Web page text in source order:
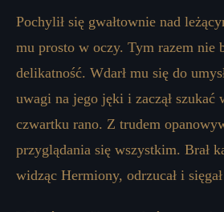
Pochylił się gwałtownie nad
mu prosto w oczy. Tym razem nie
delikatność. Wdarł mu się do
uwagi na jego jęki i zaczął szukać
czwartku rano. Z trudem
przyglądania się wszystkim. Brał
widząc Hermiony, odrzucał i